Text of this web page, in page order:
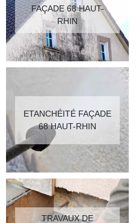
FAÇADE 68 HAUT-
RHIN
ETANCHÉITÉ FAÇADE
68 HAUT-RHIN
TRAVAUX DE